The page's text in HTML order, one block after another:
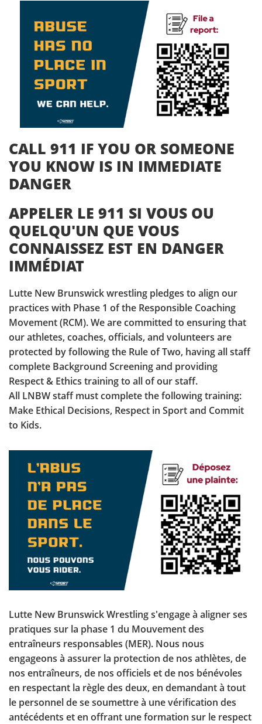
CALL 911 IF YOU OR SOMEONE
YOU KNOW IS IN IMMEDIATE
DANGER
APPELER LE 911 SI VOUS OU
QUELQU'UN QUE VOUS
CONNAISSEZ EST EN DANGER
IMMÉDIAT
Lutte New Brunswick wrestling pledges to align our
practices with Phase 1 of the Responsible Coaching
Movement (RCM). We are committed to ensuring that
our athletes, coaches, officials, and volunteers are
protected by following the Rule of Two, having all staff
complete Background Screening and providing
Respect & Ethics training to all of our staff.
All LNBW staff must complete the following training:
Make Ethical Decisions, Respect in Sport and Commit
to Kids.
Lutte New Brunswick Wrestling s'engage à aligner ses
pratiques sur la phase 1 du Mouvement des
entraîneurs responsables (MER). Nous nous
engageons à assurer la protection de nos athlètes, de
nos entraîneurs, de nos officiels et de nos bénévoles
en respectant la règle des deux, en demandant à tout
le personnel de se soumettre à une vérification des
antécédents et en offrant une formation sur le respect